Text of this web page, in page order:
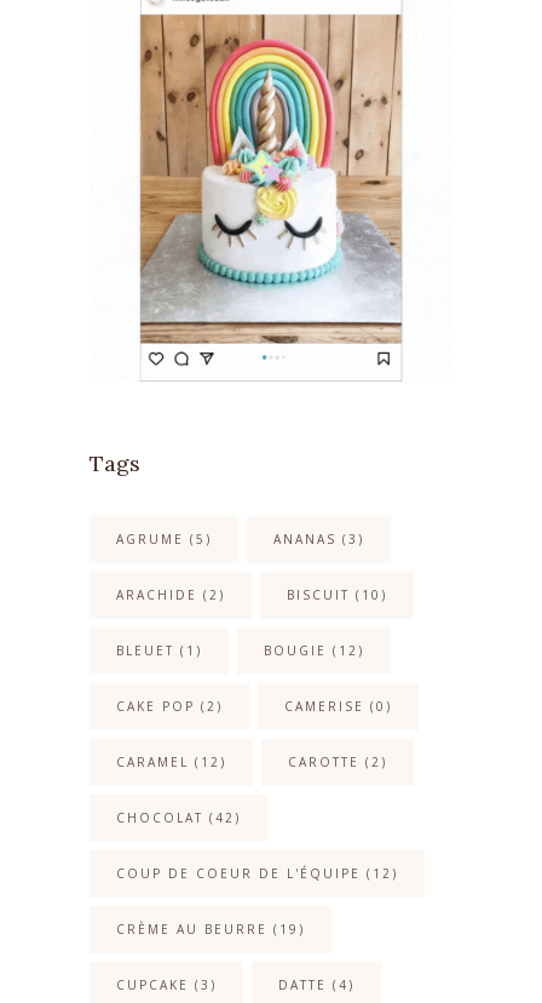
Tags
AGRUME (5) ANANAS (3)
ARACHIDE (2) BISCUIT (10)
BLEUET (1) BOUGIE (12)
CAKE POP (2) CAMERISE (0)
CARAMEL (12) CAROTTE (2)
CHOCOLAT (42)
COUP DE COEUR DE L'ÉQUIPE (12)
CRÈME AU BEURRE (19)
CUPCAKE (3) DATTE (4)